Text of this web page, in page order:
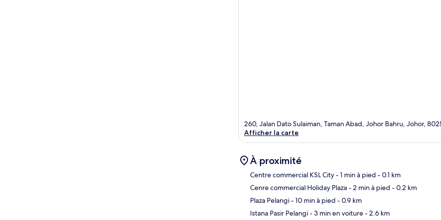
260, Jalan Dato Sulaiman, Taman Abad, Johor Bahru, Johor,
Afficher la carte
À proximité
Centre commercial KSL City- 1 min à pied - 0.1 km
Cenre commercial Holiday Plaza- 2 min à pied - 0.2 km
Plaza Pelangi- 10 min à pied - 0.9 km
Istana Pasir Pelangi- 3 min en voiture- 2.6 km